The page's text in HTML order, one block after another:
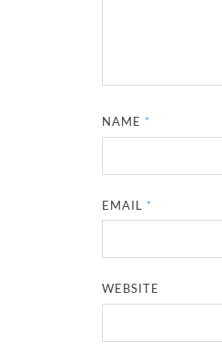
NAME *
EMAIL *
WEBSITE